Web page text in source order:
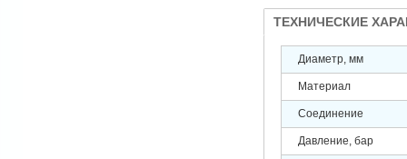
ТЕХНИЧЕСКИЕ
Диаметр, мм
Материал
Соединение
Давление, бар